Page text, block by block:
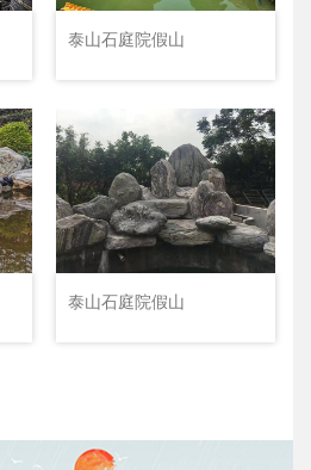
泰山石庭院假山
泰山石庭院假山